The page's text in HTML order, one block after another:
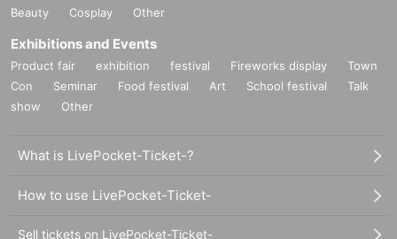
Beauty
Cosplay Other
Exhibitions and Events
Product fair exhibition festival Fireworks display
Town
Con
Seminar Food festival Art School festival
Talk
show
Other
What is LivePocket-Ticket-?
How to use LivePocket-Ticket-
Sell tickets on LivePocket-Ticket-